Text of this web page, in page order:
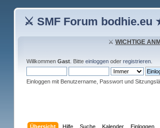
⚔ SMF Forum
⚔WICHTIGE
Willkommen Gast. Bitte einloggenoder registrieren.
Einloggen mit Benutzername, Passwort und
Übersicht Hilfe Suche Kalender Einloggen